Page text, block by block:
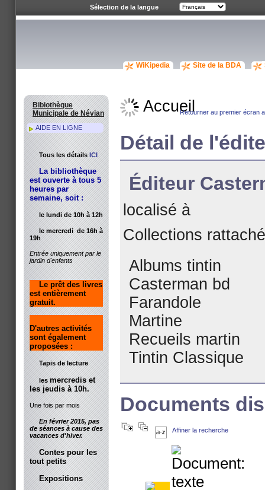
Accueil
WiKipedia Site de la BDA
Retourner au premier écran
Détail de
Éditeur
localisé à
Collections
Albums tintin
Casterman bd
Farandole
Martine
Recueils martin
Tintin Classique
Documents
Affiner la recherche
Bibiothèque
Municipale de Névian
AIDE EN LIGNE
Tous les détailsICI
La bibliothèque
est ouverte à tous 5
heures par
semaine, soit :
le lundi de 10h à 12h
le mercredi de 16h à
19h
Entrée uniquement par le
jardin d'enfants
Le prêt des livres
est entièrement
gratuit.
D'autres activités
sont également
proposées :
Tapis de lecture
lesmercredis et
les jeudis à 10h.
Une fois par mois
En février 2015, pas
de séances à cause des
vacances d'hiver.
Contes pour les
tout petits
Expositions
Sélection de la langue